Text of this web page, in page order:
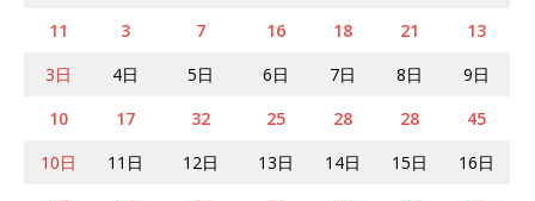
11
3 7 16 18 21
13
3日
4日 5日 6日 7日 8日
9日
10
17 32 25 28 28
45
10日
11日 12日 13日 14日 15日
16日